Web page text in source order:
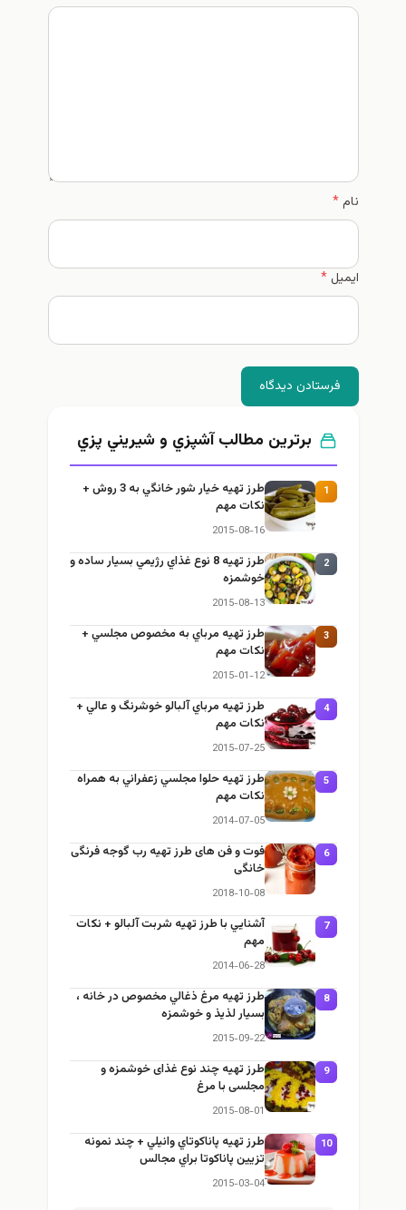
نام*
ایمیل*
فرستادن دیدگاه
برترین مطالب آشپزي و شيريني پزي
1
طرز تهيه خیار شور خانگي به 3 روش +
نكات مهم
2015-08-16
2
طرز تهيه 8 نوع غذاي رژيمي بسيار ساده و
خوشمزه
2015-08-13
3
طرز تهيه مرباي به مخصوص مجلسي +
نكات مهم
2015-01-12
4
طرز تهيه مرباي آلبالو خوشرنگ و عالي +
نكات مهم
2015-07-25
5
طرز تهيه حلوا مجلسي زعفراني به همراه
نكات مهم
2014-07-05
6
فوت و فن های طرز تهیه رب گوجه فرنگی
خانگی
2018-10-08
7
آشنايي با طرز تهيه شربت آلبالو + نكات
مهم
2014-06-28
8
طرز تهيه مرغ ذغالي مخصوص در خانه ،
بسيار لذيذ و خوشمزه
2015-09-22
9
طرز تهيه چند نوع غذای خوشمزه و
مجلسی با مرغ
2015-08-01
10
طرز تهيه پاناكوتاي وانيلي + چند نمونه
تزيين پاناكوتا براي مجالس
2015-03-04